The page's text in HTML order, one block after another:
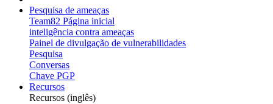
Pesquisa de ameaças
Team82 Página inicial
inteligência contra ameaças
Painel de divulgação de vulnerabilidades
Pesquisa
Conversas
Chave PGP
Recursos
Recursos (inglês)